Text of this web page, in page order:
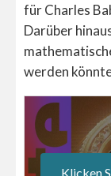
für Charles
Darüber
werden
Klicken